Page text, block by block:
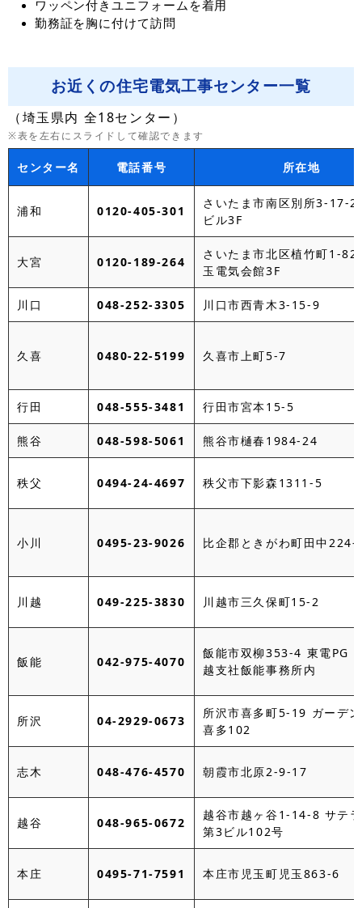
ワッペン付きユニフォームを着用
勤務証を胸に付けて訪問
お近くの住宅電気工事センター一覧
（埼玉県内 全18センター）
※表を左右にスライドして確認できます
センター名 電話番号 所在地
浦和 0120-405-301
さいたま市南区別所3-17-
ビル3F
大宮 0120-189-264
さいたま市北区植竹町1-
玉電気会館3F
川口 048-252-3305 川口市西青木3-15-9
久喜 0480-22-5199 久喜市上町5-7
行田 048-555-3481 行田市宮本15-5
熊谷 048-598-5061 熊谷市樋春1984-24
秩父 0494-24-4697 秩父市下影森1311-5
小川 0495-23-9026 比企郡ときがわ町田中224-
川越 049-225-3830 川越市三久保町15-2
飯能 042-975-4070
飯能市双柳353-4 東電PG
越支社飯能事務所内
所沢 04-2929-0673
所沢市喜多町5-19 ガーデ
喜多102
志木 048-476-4570 朝霞市北原2-9-17
越谷 048-965-0672
越谷市越ヶ谷1-14-8 サテ
第3ビル102号
本庄 0495-71-7591 本庄市児玉町児玉863-6